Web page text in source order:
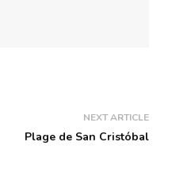
NEXT ARTICLE
Plage de San Cristóbal